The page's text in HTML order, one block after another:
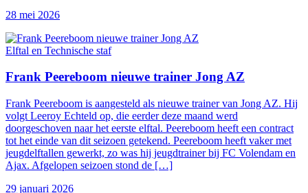
28 mei 2026
Elftal en Technische staf
Frank Peereboom nieuwe trainer Jong AZ
Frank Peereboom is aangesteld als nieuwe trainer van Jong AZ. Hij
volgt Leeroy Echteld op, die eerder deze maand werd
doorgeschoven naar het eerste elftal. Peereboom heeft een contract
tot het einde van dit seizoen getekend. Peereboom heeft vaker met
jeugdelftallen gewerkt, zo was hij jeugdtrainer bij FC Volendam en
Ajax. Afgelopen seizoen stond de […]
29 januari 2026